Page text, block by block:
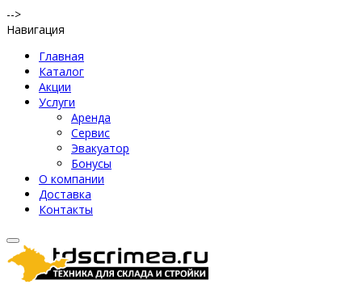
-->
Навигация
Главная
Каталог
Акции
Услуги
Аренда
Сервис
Эвакуатор
Бонусы
О компании
Доставка
Контакты